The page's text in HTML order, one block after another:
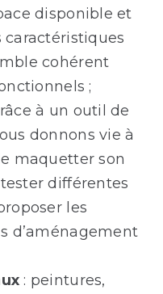
disponible et
caractéristiques
cohérent
;
à un outil de
donnons vie à
maquetter son
différentes
les
d’aménagement
: peintures,